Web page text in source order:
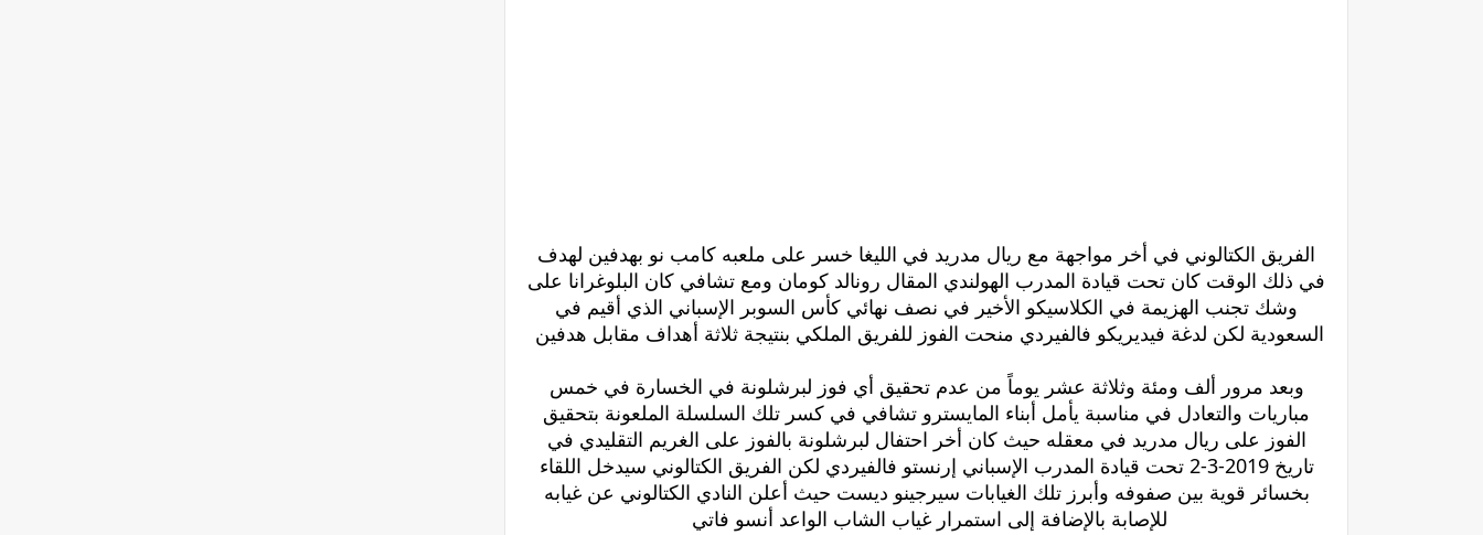
الفريق الكتالوني في أخر مواجهة مع ريال مدريد في الليغا خسر على ملعبه كامب نو بهدفين لهدف
في ذلك الوقت كان تحت قيادة المدرب الهولندي المقال رونالد كومان ومع تشافي كان البلوغرانا على
وشك تجنب الهزيمة في الكلاسيكو الأخير في نصف نهائي كأس السوبر الإسباني الذي أقيم في
السعودية لكن لدغة فيديريكو فالفيردي منحت الفوز للفريق الملكي بنتيجة ثلاثة أهداف مقابل هدفين
وبعد مرور ألف ومئة وثلاثة عشر يوماً من عدم تحقيق أي فوز لبرشلونة في الخسارة في خمس
مباريات والتعادل في مناسبة يأمل أبناء المايسترو تشافي في كسر تلك السلسلة الملعونة بتحقيق
الفوز على ريال مدريد في معقله حيث كان أخر احتفال لبرشلونة بالفوز على الغريم التقليدي في
تاريخ 2019-3-2 تحت قيادة المدرب الإسباني إرنستو فالفيردي لكن الفريق الكتالوني سيدخل اللقاء
بخسائر قوية بين صفوفه وأبرز تلك الغيابات سيرجينو ديست حيث أعلن النادي الكتالوني عن غيابه
للإصابة بالإضافة إلى استمرار غياب الشاب الواعد أنسو فاتي